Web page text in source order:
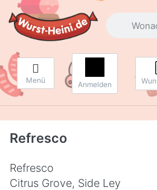
Geben Sie
Menü Anmelden
Refresco
Refresco
Citrus Grove, Side Ley